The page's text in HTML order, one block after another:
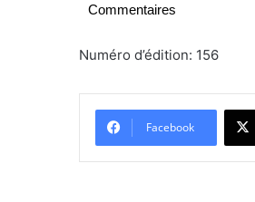
Commentaires
Numéro d’édition: 156
Facebook